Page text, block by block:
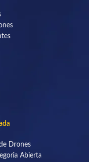
Drones
Abierta